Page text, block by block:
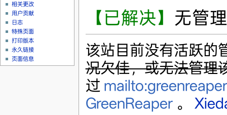
【已解决】 无管
该站目前没有活跃的
况欠佳，或无法管理
过
GreenReaper。
相关更改
用户贡献
日志
特殊页面
打印版本
永久链接
页面信息